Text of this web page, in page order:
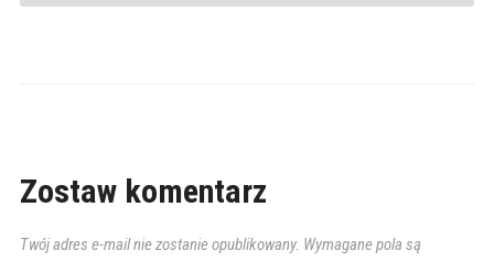
Zostaw komentarz
Twój adres e-mail nie zostanie opublikowany. Wymagane pola są